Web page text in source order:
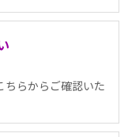
ちらからご確認いた